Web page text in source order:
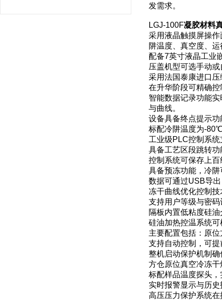
发需求。
LGJ-100F凝胶材料
采用液晶触摸屏操
阱温度、真空度、
配备7英寸液晶工业
压盖机型可选手动
采用法国泰康进口
在升华阶段可精确
智能数据记录功能
与曲线。
设备具备终点提示
标配冷阱温度为-
工业级PLC控制系
具备工艺区段跳转
控制系统可保存上
具备预冻功能，冷
数据可通过USB导
冻干曲线优化控制
支持用户等级与密
隔板内置低粘度硅
硅油加热控温系统
主要配置包括：原
支持自动控制，可
整机启动保护机制
方仓原位真空冷冻
标配样品温度探头
实时报警显示与历
高压压力保护系统